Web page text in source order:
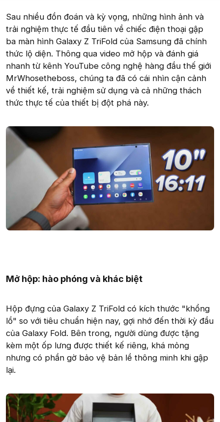
Sau nhiều đồn đoán và kỳ vọng, những hình ảnh và
trải nghiệm thực tế đầu tiên về chiếc điện thoại gập
ba màn hình Galaxy Z TriFold của Samsung đã chính
thức lộ diện. Thông qua video mở hộp và đánh giá
nhanh từ kênh YouTube công nghệ hàng đầu thế giới
MrWhosetheboss, chúng ta đã có cái nhìn cận cảnh
về thiết kế, trải nghiệm sử dụng và cả những thách
thức thực tế của thiết bị đột phá này.
Mở hộp: hào phóng và khác biệt
Hộp đựng của Galaxy Z TriFold có kích thước "khổng
lồ" so với tiêu chuẩn hiện nay, gợi nhớ đến thời kỳ đầu
của Galaxy Fold. Bên trong, người dùng được tặng
kèm một ốp lưng được thiết kế riêng, khá mỏng
nhưng có phần gờ bảo vệ bản lề thông minh khi gập
lại.